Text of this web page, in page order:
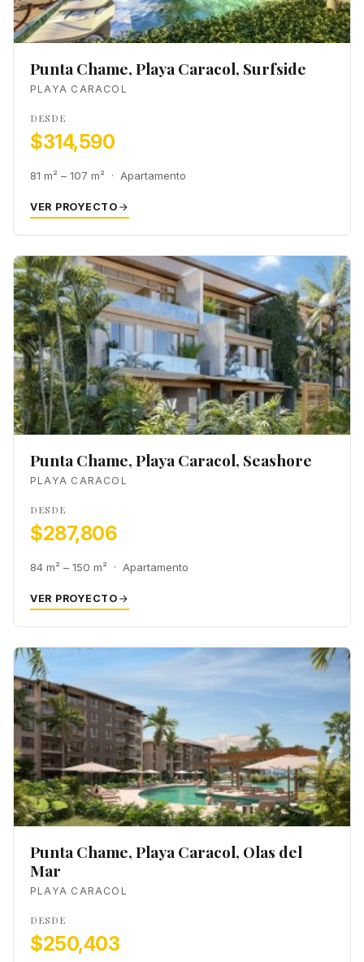
Punta Chame, Playa Caracol, Surfside
PLAYA CARACOL
DESDE
$314,590
81 m² – 107 m² · Apartamento
VER PROYECTO
Punta Chame, Playa Caracol, Seashore
PLAYA CARACOL
DESDE
$287,806
84 m² – 150 m² · Apartamento
VER PROYECTO
Punta Chame, Playa Caracol, Olas del
Mar
PLAYA CARACOL
DESDE
$250,403